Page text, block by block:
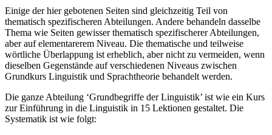
Einige der hier gebotenen Seiten sind gleichzeitig Teil von
thematisch spezifischeren Abteilungen. Andere behandeln dasselbe
Thema wie Seiten gewisser thematisch spezifischerer Abteilungen,
aber auf elementarerem Niveau. Die thematische und teilweise
wörtliche Überlappung ist erheblich, aber nicht zu vermeiden, wenn
dieselben Gegenstände auf verschiedenen Niveaus zwischen
Grundkurs Linguistik und Sprachtheorie behandelt werden.
Die ganze Abteilung ‘Grundbegriffe der Linguistik’ ist wie ein Kurs
zur Einführung in die Linguistik in 15 Lektionen gestaltet. Die
Systematik ist wie folgt: